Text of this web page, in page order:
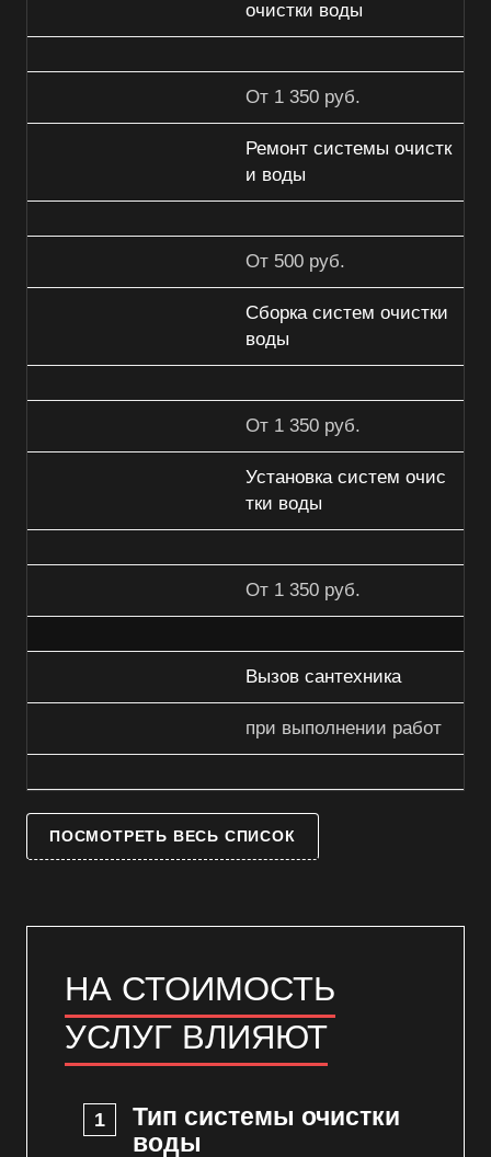
очистки воды
От 1 350 руб.
Ремонт системы очистк
и воды
От 500 руб.
Сборка систем очистки
воды
От 1 350 руб.
Установка систем очис
тки воды
От 1 350 руб.
Вызов сантехника
при выполнении работ
ПОСМОТРЕТЬ ВЕСЬ СПИСОК
НА СТОИМОСТЬ
УСЛУГ ВЛИЯЮТ
Тип системы очистки
воды